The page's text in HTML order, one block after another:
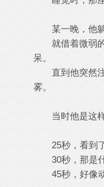
某一晚，他躺
就借着微弱的
呆。
直到他突然注
雾。
当时他是这样
25秒，看到了
30秒，那是
45秒，好像